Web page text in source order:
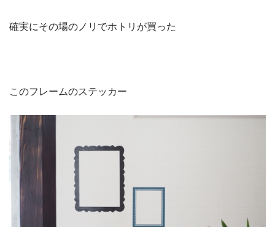
確実にその場のノリでホトリが買った
このフレームのステッカー